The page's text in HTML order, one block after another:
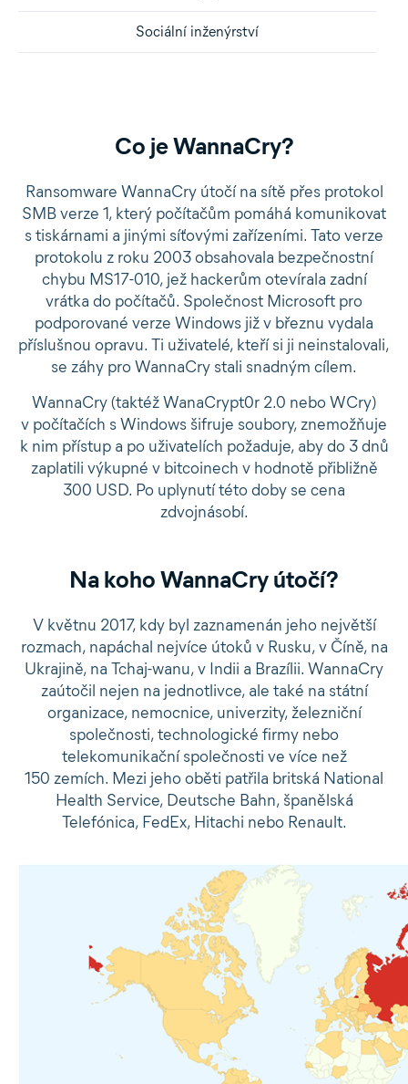
Sociální inženýrství
Co je WannaCry?
Ransomware WannaCry útočí na sítě přes protokol
SMB verze 1, který počítačům pomáhá komunikovat
s tiskárnami a jinými síťovými zařízeními. Tato verze
protokolu z roku 2003 obsahovala bezpečnostní
chybu MS17-010, jež hackerům otevírala zadní
vrátka do počítačů. Společnost Microsoft pro
podporované verze Windows již v březnu vydala
příslušnou opravu. Ti uživatelé, kteří si ji neinstalovali,
se záhy pro WannaCry stali snadným cílem.
WannaCry (taktéž WanaCrypt0r 2.0 nebo WCry)
v počítačích s Windows šifruje soubory, znemožňuje
k nim přístup a po uživatelích požaduje, aby do 3 dnů
zaplatili výkupné v bitcoinech v hodnotě přibližně
300 USD. Po uplynutí této doby se cena
zdvojnásobí.
Na koho WannaCry útočí?
V květnu 2017, kdy byl zaznamenán jeho největší
rozmach, napáchal nejvíce útoků v Rusku, v Číně, na
Ukrajině, na Tchaj-wanu, v Indii a Brazílii. WannaCry
zaútočil nejen na jednotlivce, ale také na státní
organizace, nemocnice, univerzity, železniční
společnosti, technologické firmy nebo
telekomunikační společnosti ve více než
150 zemích. Mezi jeho oběti patřila britská National
Health Service, Deutsche Bahn, španělská
Telefónica, FedEx, Hitachi nebo Renault.